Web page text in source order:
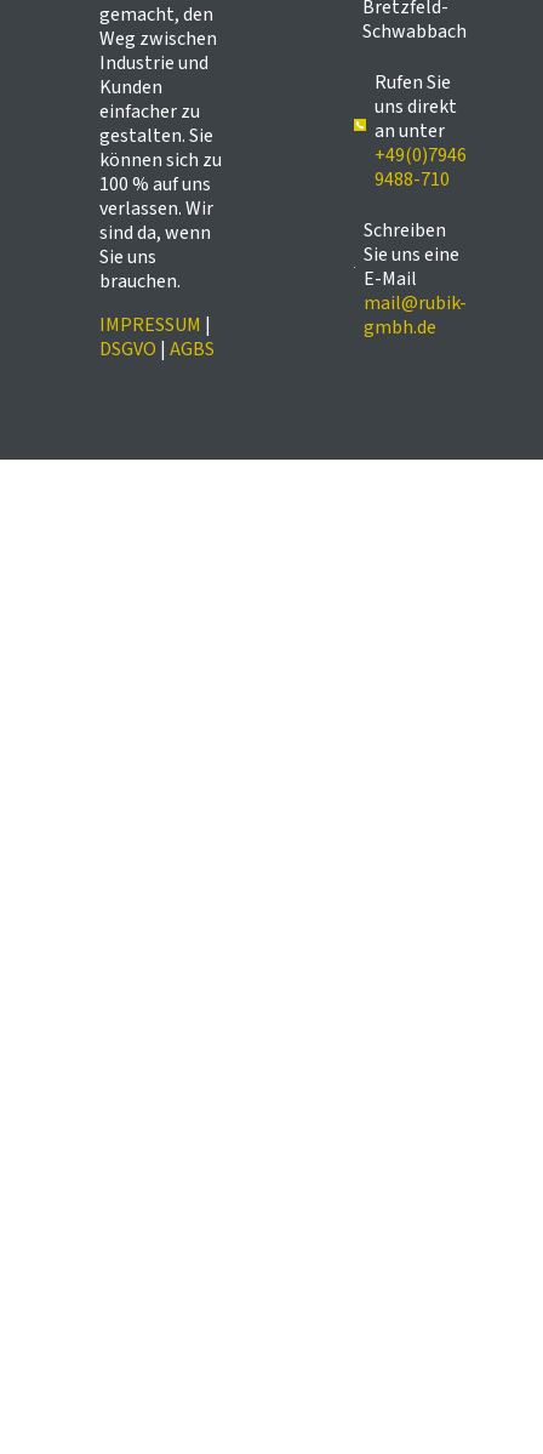
gemacht, den
Weg zwischen
Industrie und
Kunden
einfacher zu
gestalten. Sie
können sich zu
100 % auf uns
verlassen. Wir
sind da, wenn
Sie uns
brauchen.
IMPRESSUM |
DSGVO | AGBS
Bretzfeld-
Schwabbach
Rufen Sie
uns direkt
an unter
+49(0)7946
9488-710
Schreiben
Sie uns eine
E-Mail
mail@rubik-
gmbh.de